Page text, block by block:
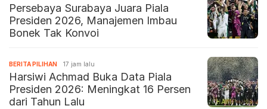
Persebaya Surabaya Juara Piala
Presiden 2026, Manajemen Imbau
Bonek Tak Konvoi
BERITA PILIHAN 17 jam lalu
Harsiwi Achmad Buka Data Piala
Presiden 2026: Meningkat 16 Persen
dari Tahun Lalu